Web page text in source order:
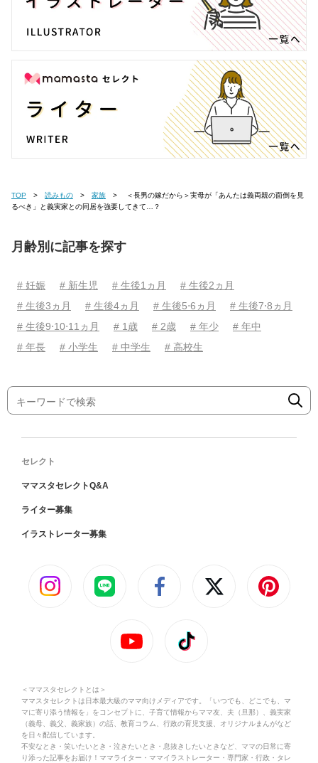
TOP 読みもの 家族
るべき」と義実家との同居を強要してきて…？
月齢別に記事を探す
# 妊娠 # 新生児 # 生後1ヵ月
# 生後2ヵ月
# 生後3ヵ月
# 生後4ヵ月 # 生後5⋅6ヵ月
# 生後7⋅8ヵ月
# 生後9⋅10⋅11ヵ月
# 1歳 # 2歳 # 年少
# 年中
# 年長
# 小学生 # 中学生 # 高校生
セレクト
ママスタセレクトQ&A
ライター募集
イラストレーター募集
＜ママスタセレクトとは＞
ママスタセレクトは日本最大級のママ向けメディアです。「いつでも、どこでも、マ
マに寄り添う情報を」をコンセプトに、子育て情報からママ友、夫（旦那）、義実家
（義母、義父、義家族）の話、教育コラム、行政の育児支援、オリジナルまんがなど
を日々配信しています。
不安なとき・笑いたいとき・泣きたいとき・息抜きしたいときなど、ママの日常に寄
り添った記事をお届け！ママライター・ママイラストレーター・専門家・行政・タレ